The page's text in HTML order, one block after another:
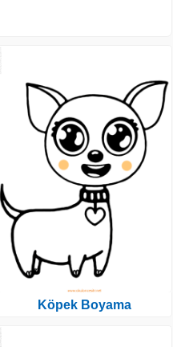
Köpek Boyama